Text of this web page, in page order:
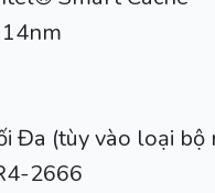
Đa (tùy vào loại bộ
2666